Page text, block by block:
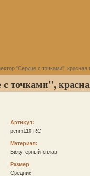
"Сердце с точками", красная
точками",
Артикул:
penm110-RC
Материал:
Бижутерный сплав
Размер:
Средние